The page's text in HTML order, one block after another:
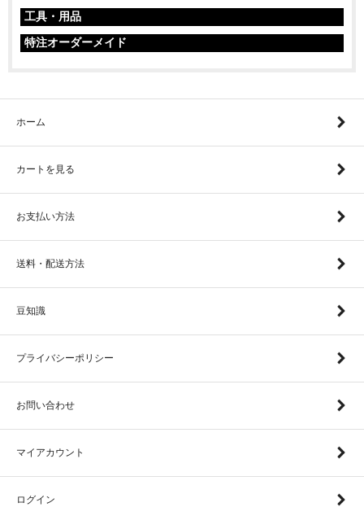
工具・用品
特注オーダーメイド
ホーム
カートを見る
お支払い方法
送料・配送方法
豆知識
プライバシーポリシー
お問い合わせ
マイアカウント
ログイン